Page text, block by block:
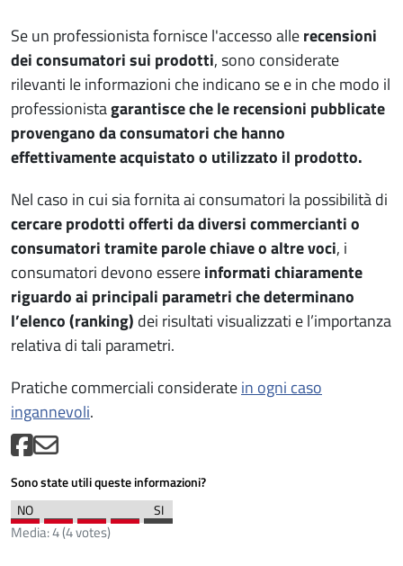
Se un professionista fornisce l'accesso allerecensioni
dei consumatori sui prodotti, sono considerate
rilevanti le informazioni che indicano se e in che modo il
professionistagarantisce che le recensioni pubblicate
provengano da consumatori che hanno
effettivamente acquistato o utilizzato il prodotto.
Nel caso in cui sia fornita ai consumatori la possibilità di
cercare prodotti offerti da diversi commercianti o
consumatori tramite parole chiave o altre voci, i
consumatori devono essereinformati chiaramente
riguardo ai principali parametri che determinano
l’elenco (ranking) dei risultati visualizzati e l’importanza
relativa di tali parametri.
Pratiche commerciali consideratein ogni caso
ingannevoli.
Sono state utili queste informazioni?
Media:4(4votes)